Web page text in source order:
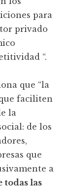
para
privado
“.
que “la
faciliten
la
de los
que
a
todas las